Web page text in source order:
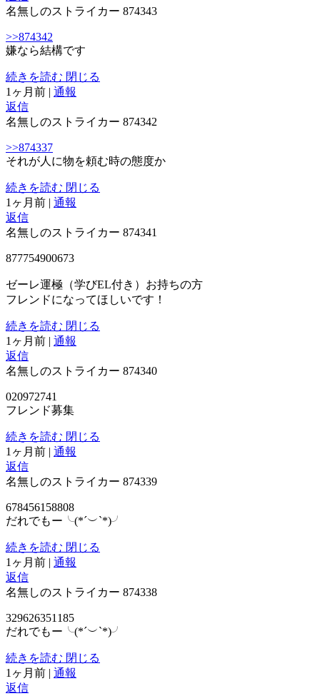
名無しのストライカー 874343
>>874342
嫌なら結構です
続きを読む 閉じる
1ヶ月前 | 通報
返信
名無しのストライカー 874342
>>874337
それが人に物を頼む時の態度か
続きを読む 閉じる
1ヶ月前 | 通報
返信
名無しのストライカー 874341
877754900673
ゼーレ運極（学びEL付き）お持ちの方
フレンドになってほしいです！
続きを読む 閉じる
1ヶ月前 | 通報
返信
名無しのストライカー 874340
020972741
フレンド募集
続きを読む 閉じる
1ヶ月前 | 通報
返信
名無しのストライカー 874339
678456158808
だれでもー╰(*´︶`*)╯
続きを読む 閉じる
1ヶ月前 | 通報
返信
名無しのストライカー 874338
329626351185
だれでもー╰(*´︶`*)╯
続きを読む 閉じる
1ヶ月前 | 通報
返信